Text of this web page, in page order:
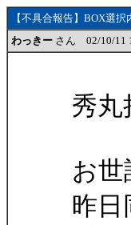
【不具合報告】BOX選
わっきー さん 02/10/11
秀丸
お
昨